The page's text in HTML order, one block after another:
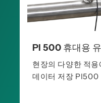
PI 500 휴대용
현장의 다양한 적
데이터 저장 PI500